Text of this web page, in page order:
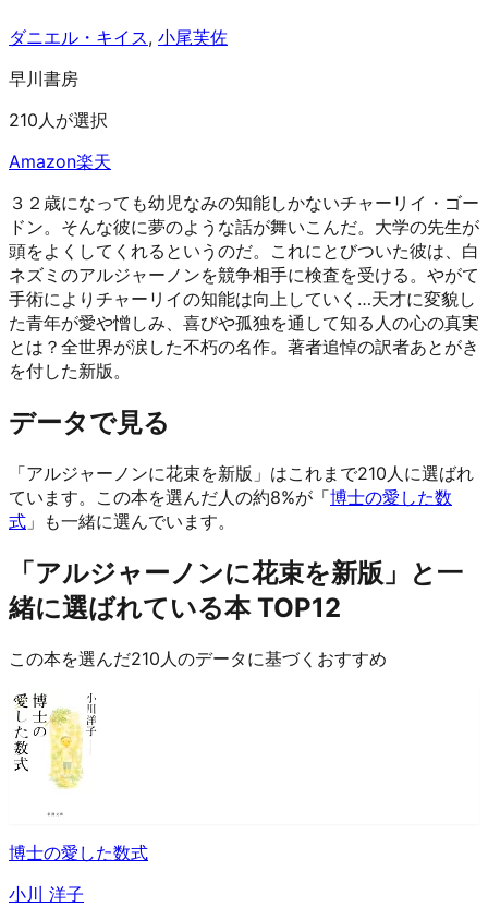
ダニエル・キイス, 小尾芙佐
早川書房
210人が選択
Amazon楽天
３２歳になっても幼児なみの知能しかないチャーリイ・ゴー
ドン。そんな彼に夢のような話が舞いこんだ。大学の先生が
頭をよくしてくれるというのだ。これにとびついた彼は、白
ネズミのアルジャーノンを競争相手に検査を受ける。やがて
手術によりチャーリイの知能は向上していく…天才に変貌し
た青年が愛や憎しみ、喜びや孤独を通して知る人の心の真実
とは？全世界が涙した不朽の名作。著者追悼の訳者あとがき
を付した新版。
データで見る
「アルジャーノンに花束を新版」はこれまで210人に選ばれ
ています。 この本を選んだ人の約8%が「博士の愛した数
式 」も一緒に選んでいます。
「アルジャーノンに花束を新版」と一
緒に選ばれている本 TOP12
この本を選んだ210人のデータに基づくおすすめ
博士の愛した数式
小川 洋子